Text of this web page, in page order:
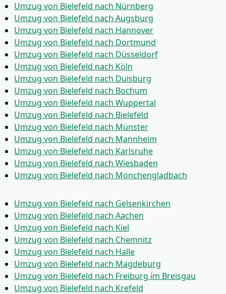
Umzug von Bielefeld nach Nürnberg
Umzug von Bielefeld nach Augsburg
Umzug von Bielefeld nach Hannover
Umzug von Bielefeld nach Dortmund
Umzug von Bielefeld nach Düsseldorf
Umzug von Bielefeld nach Köln
Umzug von Bielefeld nach Duisburg
Umzug von Bielefeld nach Bochum
Umzug von Bielefeld nach Wuppertal
Umzug von Bielefeld nach Bielefeld
Umzug von Bielefeld nach Münster
Umzug von Bielefeld nach Mannheim
Umzug von Bielefeld nach Karlsruhe
Umzug von Bielefeld nach Wiesbaden
Umzug von Bielefeld nach Mönchen­gladbach
Umzug von Bielefeld nach Gelsenkirchen
Umzug von Bielefeld nach Aachen
Umzug von Bielefeld nach Kiel
Umzug von Bielefeld nach Chemnitz
Umzug von Bielefeld nach Halle
Umzug von Bielefeld nach Magdeburg
Umzug von Bielefeld nach Freiburg im Breisgau
Umzug von Bielefeld nach Krefeld